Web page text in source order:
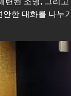
안한 대화를 나누